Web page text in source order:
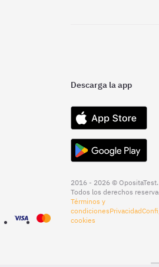
Descarga la app
2016 - 2026 © OpositaTest.
Todos los derechos
Términos y
condicionesPrivacidad
cookies